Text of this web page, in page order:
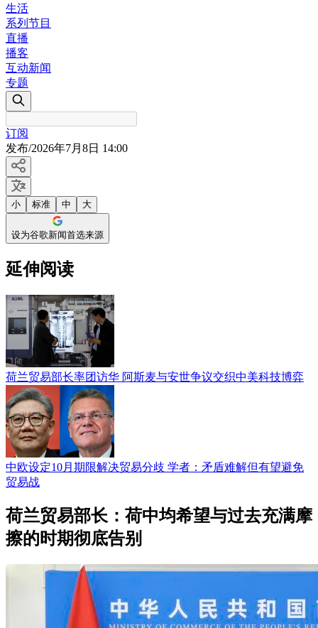
生活
系列节目
直播
播客
互动新闻
专题
订阅
发布/2026年7月8日 14:00
小 标准 中 大
设为谷歌新闻首选来源
延伸阅读
荷兰贸易部长率团访华 阿斯麦与安世争议交织中美科技博弈
中欧设定10月期限解决贸易分歧 学者：矛盾难解但有望避免
贸易战
荷兰贸易部长：荷中均希望与过去充满摩
擦的时期彻底告别